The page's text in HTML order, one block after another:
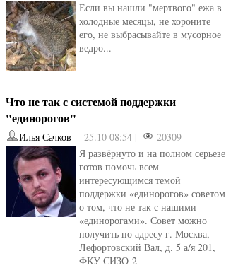
Если вы нашли "мертвого" ежа в
холодные месяцы, не хороните
его, не выбрасывайте в мусорное
ведро...
Что не так с системой поддержки
"единорогов"
Илья Сачков 25.10 08:54 |
20309
Я развёрнуто и на полном серьезе
готов помочь всем
интересующимся темой
поддержки «единорогов» советом
о том, что не так с нашими
«единорогами». Совет можно
получить по адресу г. Москва,
Лефортовский Вал, д. 5 а/я 201,
ФКУ СИЗО-2